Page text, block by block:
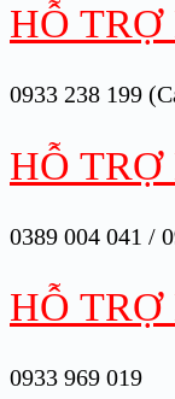
HỖ
0933 238 199
HỖ
0389 004 041 /
HỖ
0933 969 019